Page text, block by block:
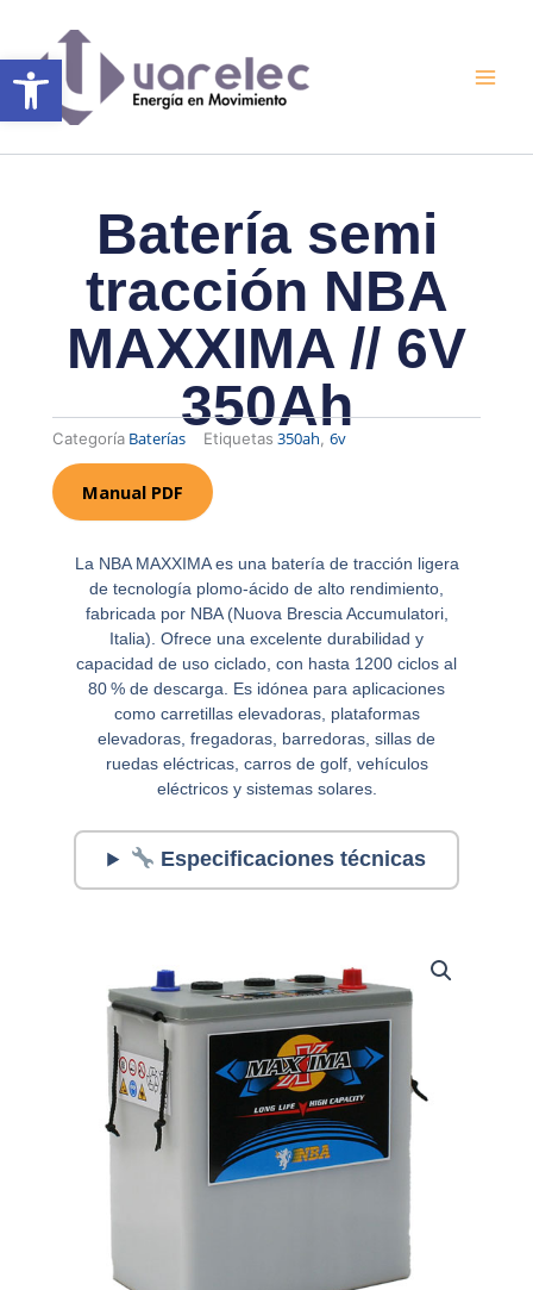
Abrir barra de herramientas
contenido
Batería semi
tracción NBA
MAXXIMA // 6V
350Ah
Categoría Baterías Etiquetas 350ah ,6v
Manual PDF
La NBA MAXXIMA es una batería de tracción ligera
de tecnología plomo-ácido de alto rendimiento,
fabricada por NBA (Nuova Brescia Accumulatori,
Italia). Ofrece una excelente durabilidad y
capacidad de uso ciclado, con hasta 1200 ciclos al
80 % de descarga. Es idónea para aplicaciones
como carretillas elevadoras, plataformas
elevadoras, fregadoras, barredoras, sillas de
ruedas eléctricas, carros de golf, vehículos
eléctricos y sistemas solares.
Especificaciones técnicas